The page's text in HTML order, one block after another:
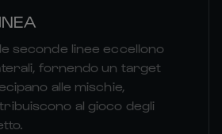
seconde linee eccellono
fornendo un target
alle mischie,
al gioco degli